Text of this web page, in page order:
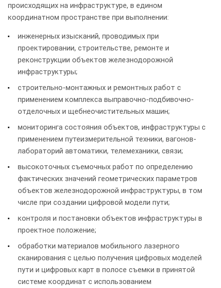
происходящих на инфраструктуре, в едином
координатном пространстве при выполнении:
инженерных изысканий, проводимых при
проектировании, строительстве, ремонте и
реконструкции объектов железнодорожной
инфраструктуры;
строительно-монтажных и ремонтных работ с
применением комплекса выправочно-подбивочно-
отделочных и щебнеочистительных машин;
мониторинга состояния объектов, инфраструктуры с
применением путеизмерительной техники, вагонов-
лабораторий автоматики, телемеханики, связи;
высокоточных съемочных работ по определению
фактических значений геометрических параметров
объектов железнодорожной инфраструктуры, в том
числе при создании цифровой модели пути;
контроля и постановки объектов инфраструктуры в
проектное положение;
обработки материалов мобильного лазерного
сканирования с целью получения цифровых моделей
пути и цифровых карт в полосе съемки в принятой
системе координат с использованием